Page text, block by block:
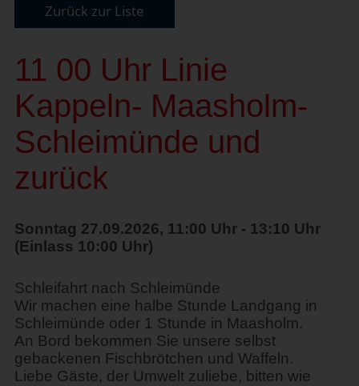
Zurück zur Liste
11 00 Uhr Linie
Kappeln- Maasholm-
Schleimünde und
zurück
Sonntag 27.09.2026, 11:00 Uhr - 13:10 Uhr
(Einlass 10:00 Uhr)
Schleifahrt nach Schleimünde
Wir machen eine halbe Stunde Landgang in
Schleimünde oder 1 Stunde in Maasholm.
An Bord bekommen Sie unsere selbst
gebackenen Fischbrötchen und Waffeln.
Liebe Gäste, der Umwelt zuliebe, bitten wie